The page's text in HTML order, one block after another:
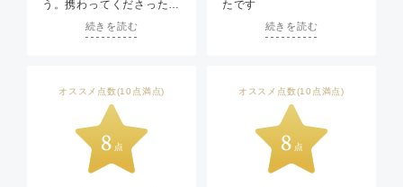
う。携わってくださった方
の笑顔溢れる対応が良かっ
続きを読む
たです
続きを読む
オススメ点数(10点満点) オススメ点数(10点満点)